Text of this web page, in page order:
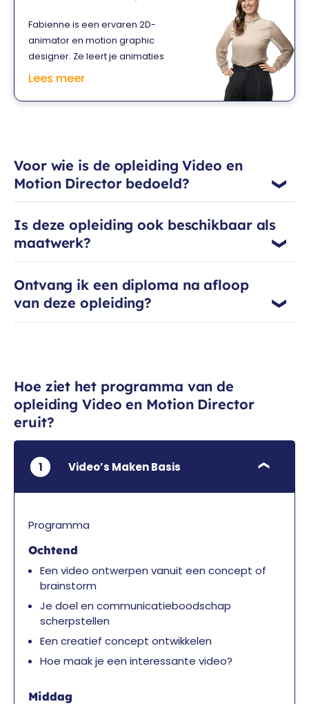
de slag te gaan en je eigen verhalen
te vertellen.
doet Milan vanuit StoryTemple, een
creatief bureau en tech start-up in
Amsterdam.
Fabienne is een ervaren 2D-
animator en motion graphic
designer. Ze leert je animaties
maken in After Effects, maar heeft ook
screen- en track & trace footage. Na
en de Rabobank. Wat Fabienne het
leukst vindt aan haar werk? Dat álles
mogelijk is.
Lees meer
Voor wie is de opleiding Video en
Motion Director bedoeld?
Is deze opleiding ook beschikbaar als
maatwerk?
Ontvang ik een diploma na afloop
van deze opleiding?
Hoe ziet het programma van de
opleiding Video en Motion Director
eruit?
1 Video’s Maken Basis
Programma
Ochtend
Een video ontwerpen vanuit een concept of
brainstorm
Je doel en communicatieboodschap
scherpstellen
Een creatief concept ontwikkelen
Hoe maak je een interessante video?
Middag